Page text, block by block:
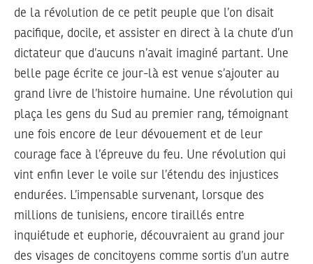
de la révolution de ce petit peuple que l’on disait
pacifique, docile, et assister en direct à la chute d’un
dictateur que d’aucuns n’avait imaginé partant. Une
belle page écrite ce jour-là est venue s’ajouter au
grand livre de l’histoire humaine. Une révolution qui
plaça les gens du Sud au premier rang, témoignant
une fois encore de leur dévouement et de leur
courage face à l’épreuve du feu. Une révolution qui
vint enfin lever le voile sur l’étendu des injustices
endurées. L’impensable survenant, lorsque des
millions de tunisiens, encore tiraillés entre
inquiétude et euphorie, découvraient au grand jour
des visages de concitoyens comme sortis d’un autre